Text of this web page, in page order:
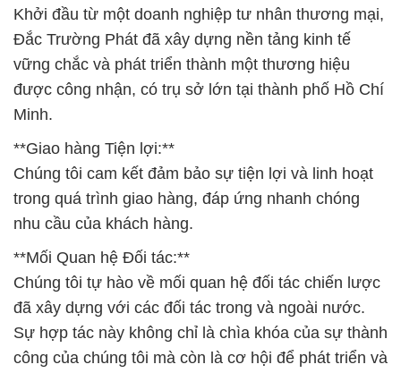
Khởi đầu từ một doanh nghiệp tư nhân thương mại,
Đắc Trường Phát đã xây dựng nền tảng kinh tế
vững chắc và phát triển thành một thương hiệu
được công nhận, có trụ sở lớn tại thành phố Hồ Chí
Minh.
**Giao hàng Tiện lợi:**
Chúng tôi cam kết đảm bảo sự tiện lợi và linh hoạt
trong quá trình giao hàng, đáp ứng nhanh chóng
nhu cầu của khách hàng.
**Mối Quan hệ Đối tác:**
Chúng tôi tự hào về mối quan hệ đối tác chiến lược
đã xây dựng với các đối tác trong và ngoài nước.
Sự hợp tác này không chỉ là chìa khóa của sự thành
công của chúng tôi mà còn là cơ hội để phát triển và